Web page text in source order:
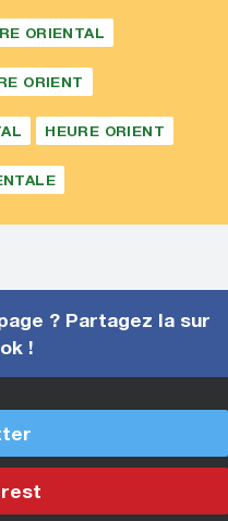
ORIENTAL
ORIENT
HEURE ORIENT
? Partagez la sur
!